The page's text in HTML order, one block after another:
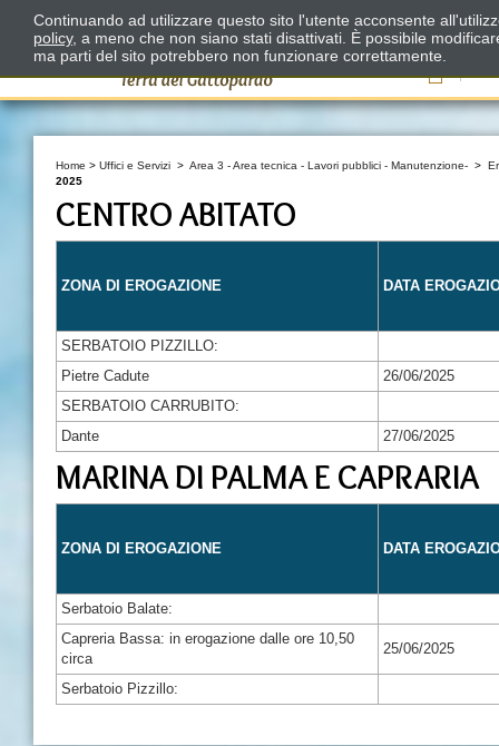
Il
Home > Uffici e Servizi > Area 3 - Area tecnica - Lavori pubblici - Manutenzione- >
2025
CENTRO ABITATO
ZONA DI EROGAZIONE DATA
SERBATOIO PIZZILLO:
Pietre Cadute
26/06/2025
SERBATOIO CARRUBITO:
Dante
27/06/2025
MARINA DI PALMA E CAPRARIA
ZONA DI EROGAZIONE DATA
Serbatoio Balate:
Capreria Bassa: in erogazione dalle ore 10,50
circa
25/06/2025
Serbatoio Pizzillo:
Continuando ad utilizzare questo sito l'utente acconsente
policy, a meno che non siano stati disattivati. È possibile
ma parti del sito potrebbero non funzionare correttamente.